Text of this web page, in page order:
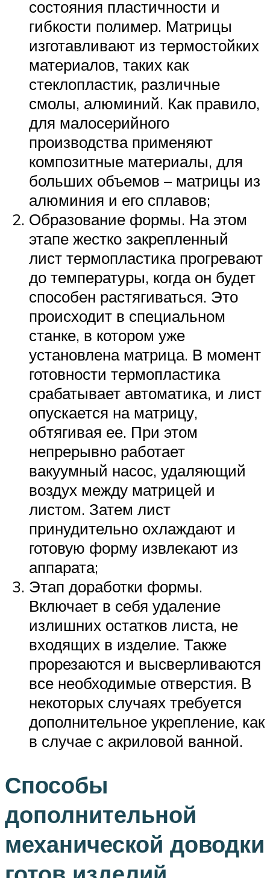
состояния пластичности и
гибкости полимер. Матрицы
изготавливают из термостойких
материалов, таких как
стеклопластик, различные
смолы, алюминий. Как правило,
для малосерийного
производства применяют
композитные материалы, для
больших объемов – матрицы из
алюминия и его сплавов;
Образование формы. На этом
этапе жестко закрепленный
лист термопластика прогревают
до температуры, когда он будет
способен растягиваться. Это
происходит в специальном
станке, в котором уже
установлена матрица. В момент
готовности термопластика
срабатывает автоматика, и лист
опускается на матрицу,
обтягивая ее. При этом
непрерывно работает
вакуумный насос, удаляющий
воздух между матрицей и
листом. Затем лист
принудительно охлаждают и
готовую форму извлекают из
аппарата;
Этап доработки формы.
Включает в себя удаление
излишних остатков листа, не
входящих в изделие. Также
прорезаются и высверливаются
все необходимые отверстия. В
некоторых случаях требуется
дополнительное укрепление, как
в случае с акриловой ванной.
Способы
дополнительной
механической доводки